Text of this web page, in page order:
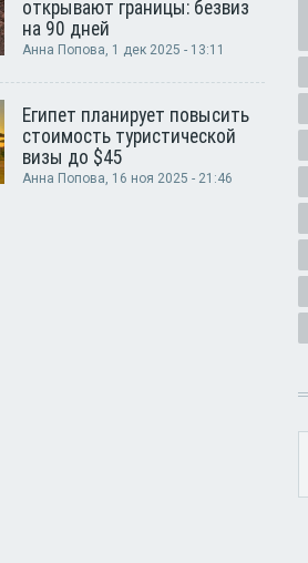
открывают границы: безвиз
на 90 дней
Анна Попова, 1 дек 2025 - 13:11
Египет планирует повысить
стоимость туристической
визы до $45
Анна Попова, 16 ноя 2025 - 21:46